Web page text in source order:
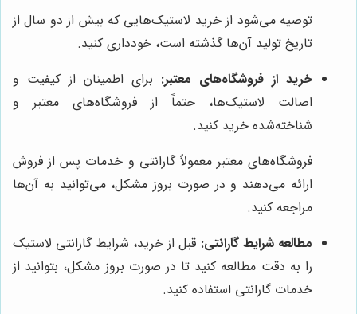
توصیه می‌شود از خرید لاستیک‌هایی که بیش از دو سال از
تاریخ تولید آن‌ها گذشته است، خودداری کنید.
خرید از فروشگاه‌های معتبر: برای اطمینان از کیفیت و
اصالت لاستیک‌ها، حتماً از فروشگاه‌های معتبر و
شناخته‌شده خرید کنید.
فروشگاه‌های معتبر معمولاً گارانتی و خدمات پس از فروش
ارائه می‌دهند و در صورت بروز مشکل، می‌توانید به آن‌ها
مراجعه کنید.
مطالعه شرایط گارانتی: قبل از خرید، شرایط گارانتی لاستیک
را به دقت مطالعه کنید تا در صورت بروز مشکل، بتوانید از
خدمات گارانتی استفاده کنید.